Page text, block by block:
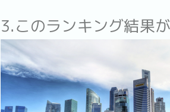
3.このランキング結果